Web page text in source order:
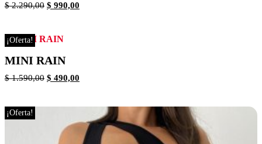
$2.290,00 $ 990,00
¡Oferta!
MINI RAIN
$1.590,00 $ 490,00
¡Oferta!